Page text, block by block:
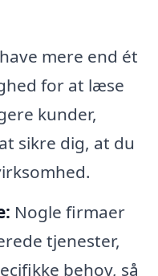
mere end ét
for at læse
kunder,
sikre dig, at du
Nogle firmaer
tjenester,
behov, så